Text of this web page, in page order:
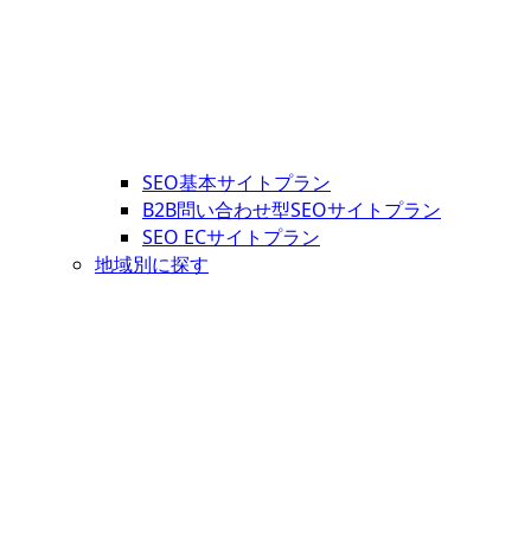
SEO基本サイトプラン
B2B問い合わせ型SEOサイトプラン
SEO ECサイトプラン
地域別に探す